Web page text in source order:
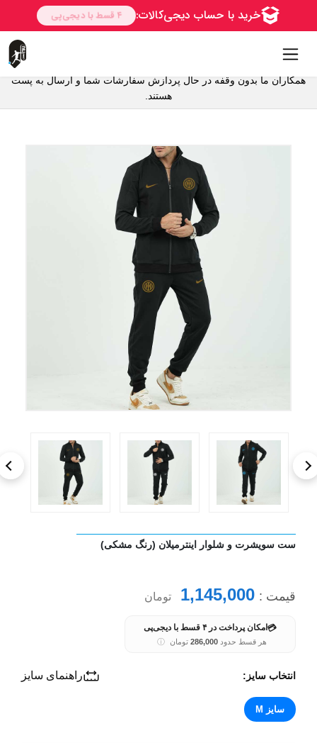
همکاران ما بدون وقفه در حال پردازش سفارشات شما و ارسال به پست
هستند.
ست سویشرت و شلوار اینترمیلان (رنگ مشکی)
قیمت : 1,145,000 تومان
💳 امکان پرداخت در ۴ قسط با دیجی‌پی
هر قسط حدود286,000 تومان ⓘ
انتخاب سایز: راهنمای سایز
سایز M